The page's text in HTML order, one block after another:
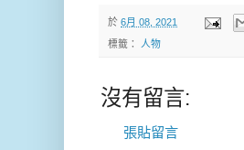
於 6月 08, 2021
標籤： 人物
沒有留言:
張貼留言